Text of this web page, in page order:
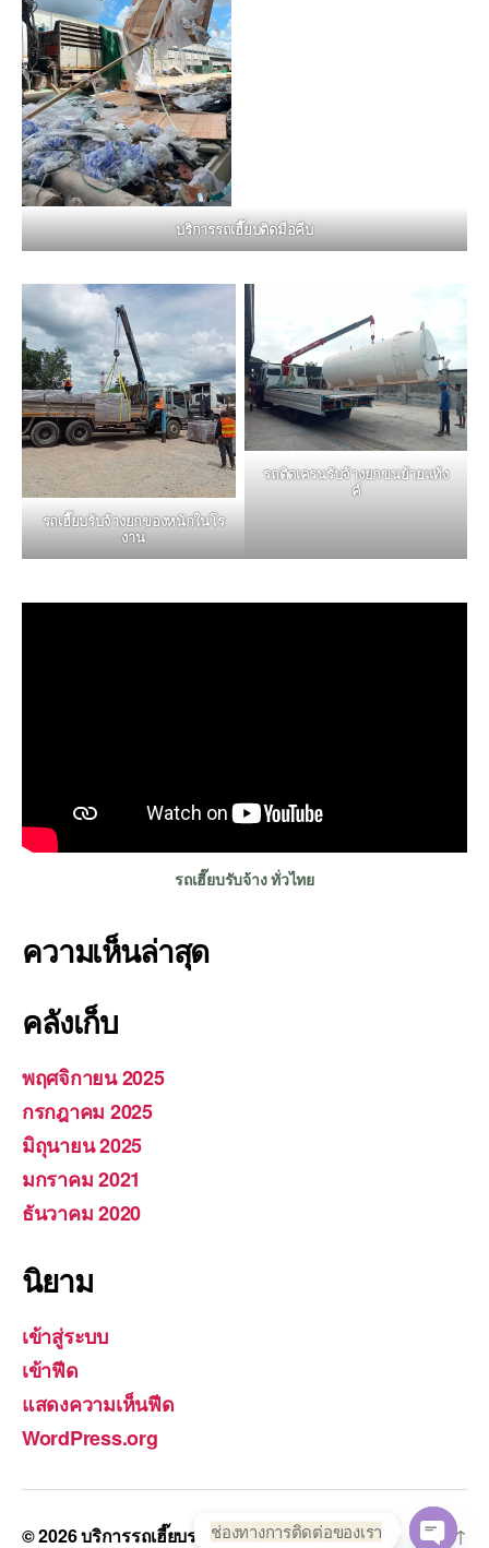
บริการรถเฮี๊ยบติดมือคีบ
รถเฮี๊ยบรับจ้างยกของหนักในโร
งาน
รถติดเครนรับจ้างยกขนย้ายแท้ง
ค์
รถเฮี๊ยบรับจ้าง ทั่วไทย
ความเห็นล่าสุด
คลังเก็บ
พฤศจิกายน 2025
กรกฎาคม 2025
มิถุนายน 2025
มกราคม 2021
ธันวาคม 2020
นิยาม
เข้าสู่ระบบ
เข้าฟีด
แสดงความเห็นฟีด
WordPress.org
© 2026บริการรถเฮี๊ยบรถยกทั่วประเทศ.com Up↑
ช่องทางการติดต่อของเรา